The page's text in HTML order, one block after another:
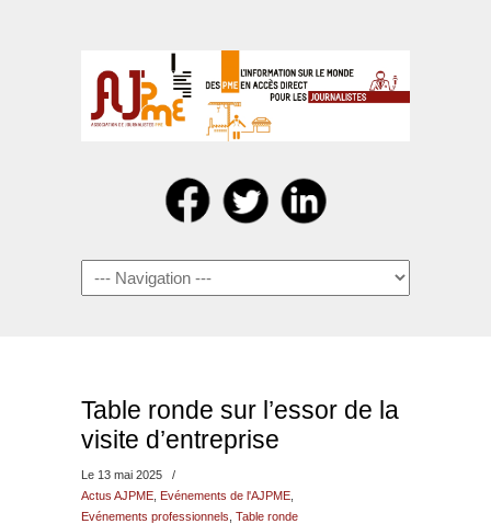
Navigation
Table ronde sur l’essor de la
visite d’entreprise
Le 13 mai 2025
/
Actus AJPME Evénements de l'AJPME
Evénements professionnels Table ronde